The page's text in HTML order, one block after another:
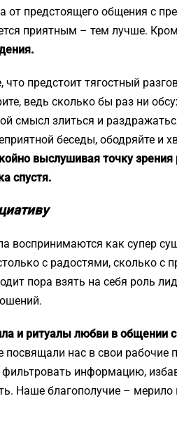
от предстоящего общения с
приятным – тем лучше.
что предстоит тягостный
ведь сколько бы раз ни
смысл злиться и
беседы, ободряйте и
выслушивая точку
спустя.
воспринимаются как супер
с радостями, сколько с
пора взять на себя роль
и ритуалы любви в общении
посвящали нас в свои
информацию,
Наше благополучие – мерило